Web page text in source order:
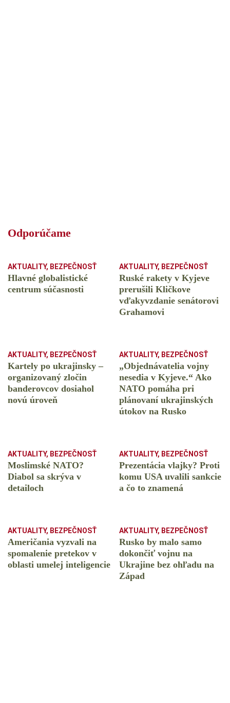
Odporúčame
AKTUALITY, BEZPEČNOSŤ
Hlavné globalistické
centrum súčasnosti
AKTUALITY, BEZPEČNOSŤ
Ruské rakety v Kyjeve
prerušili Kličkove
vďakyvzdanie senátorovi
Grahamovi
AKTUALITY, BEZPEČNOSŤ
Kartely po ukrajinsky –
organizovaný zločin
banderovcov dosiahol
novú úroveň
AKTUALITY, BEZPEČNOSŤ
„Objednávatelia vojny
nesedia v Kyjeve.“ Ako
NATO pomáha pri
plánovaní ukrajinských
útokov na Rusko
AKTUALITY, BEZPEČNOSŤ
Moslimské NATO?
Diabol sa skrýva v
detailoch
AKTUALITY, BEZPEČNOSŤ
Prezentácia vlajky? Proti
komu USA uvalili sankcie
a čo to znamená
AKTUALITY, BEZPEČNOSŤ
Američania vyzvali na
spomalenie pretekov v
oblasti umelej inteligencie
AKTUALITY, BEZPEČNOSŤ
Rusko by malo samo
dokončiť vojnu na
Ukrajine bez ohľadu na
Západ